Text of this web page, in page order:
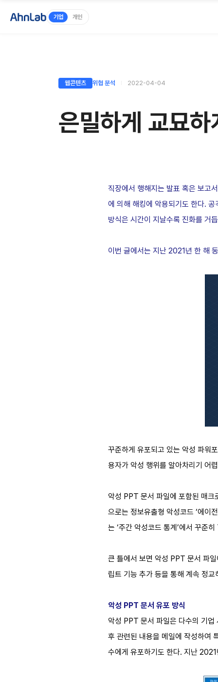
기업 개인
웹콘텐츠 위협 분석 2022-04-04
은밀하게 교묘
직장에서 행해지는 발표 혹은 보고
에 의해 해킹에 악용되기도 한다.
방식은 시간이 지날수록 진화를 거
이번 글에서는 지난 2021년 한 해
꾸준하게 유포되고 있는 악성 파워
용자가 악성 행위를 알아차리기 어
악성 PPT 문서 파일에 포함된 매크
으로는 정보유출형 악성코드 ‘에
는 ‘주간 악성코드 통계’에서 꾸준
큰 틀에서 보면 악성 PPT 문서 파
립트 기능 추가 등을 통해 계속 정교
악성 PPT 문서 유포 방식
악성 PPT 문서 파일은 다수의 기업
후 관련된 내용을 메일에 작성하여
수에게 유포하기도 한다. 지난